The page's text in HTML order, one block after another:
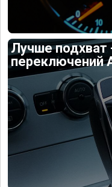
Лучше подхват
переключений